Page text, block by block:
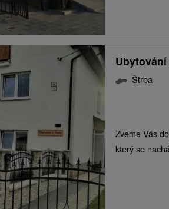
Štrba
Zveme Vás
který se